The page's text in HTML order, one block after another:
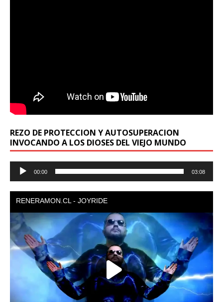
REZO DE PROTECCION Y AUTOSUPERACION
INVOCANDO A LOS DIOSES DEL VIEJO MUNDO
Reproductor
00:00 03:08